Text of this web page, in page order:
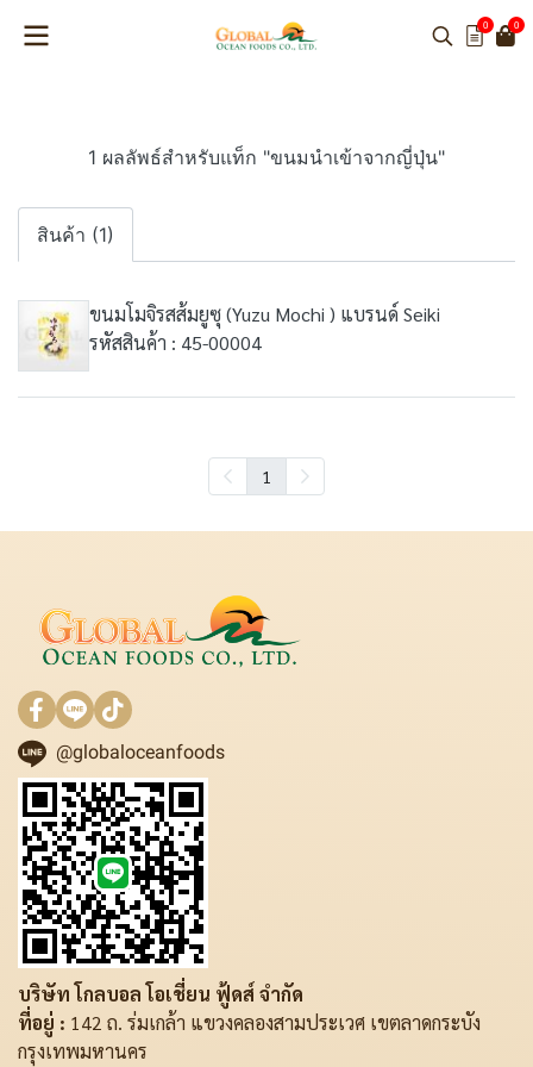
0 0
1 ผลลัพธ์สำหรับแท็ก "ขนมนำเข้าจากญี่ปุ่น"
สินค้า (1)
ขนมโมจิรสส้มยูซุ (Yuzu Mochi ) แบรนด์ Seiki
รหัสสินค้า : 45-00004
1
@globaloceanfoods
บริษัท โกลบอล โอเชี่ยน ฟู้ดส์ จำกัด
ที่อยู่ : 142 ถ. ร่มเกล้า แขวงคลองสามประเวศ เขตลาดกระบัง
กรุงเทพมหานคร